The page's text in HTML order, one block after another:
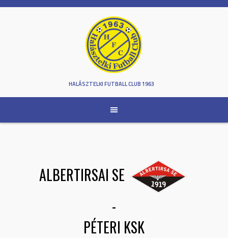
Skip
HALÁSZTELKI FUTBALL CLUB 1963
ALBERTIRSAI SE
-
PÉTERI KSK